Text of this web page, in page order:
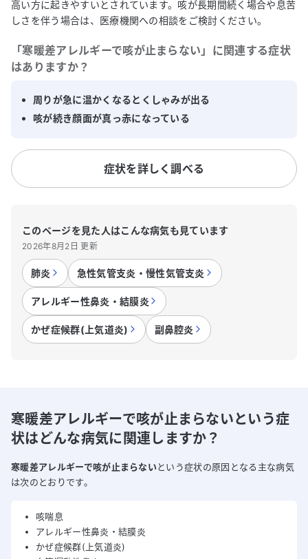
高い方に起きやすいとされています。咳が長期間続く場合や息苦
しさを伴う場合は、医療機関への相談をご検討ください。
「寒暖差アレルギーで咳が止まらない 」に関連する症状
はありますか？
周りが急に温かくなるとくしゃみが出る
咳が続き顔面が真っ赤になっている
症状を詳しく調べる
このページを見た人はこんな病気も見ています
2026年8月2日 更新
肺炎 急性気管支炎・慢性気管支炎
アレルギー性鼻炎・結膜炎
かぜ症候群(上気道炎) 副鼻腔炎
寒暖差アレルギーで咳が止まらないという症
状はどんな病気に関連しますか？
寒暖差アレルギーで咳が止まらないという症状の原因となる主な病気
は次のとおりです。
咳喘息
アレルギー性鼻炎・結膜炎
かぜ症候群(上気道炎)